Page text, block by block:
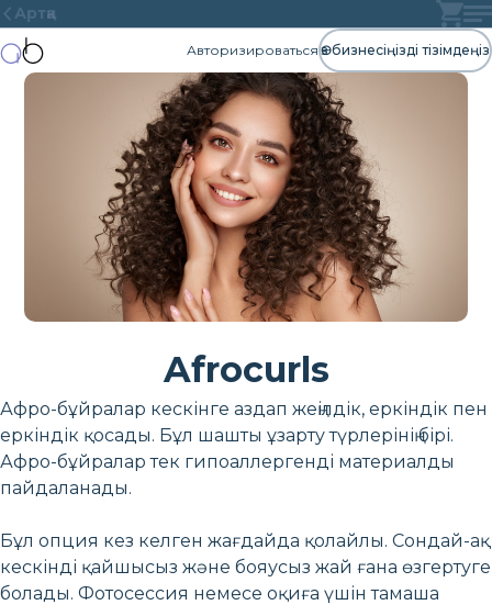
Артқа
Авторизироваться Өз бизнесіңізді тізімдеңіз
Afrocurls
Афро-бұйралар кескінге аздап жеңілдік, еркіндік пен
еркіндік қосады. Бұл шашты ұзарту түрлерінің бірі.
Афро-бұйралар тек гипоаллергенді материалды
пайдаланады.
Бұл опция кез келген жағдайда қолайлы. Сондай-ақ
кескінді қайшысыз және бояусыз жай ғана өзгертуге
болады. Фотосессия немесе оқиға үшін тамаша